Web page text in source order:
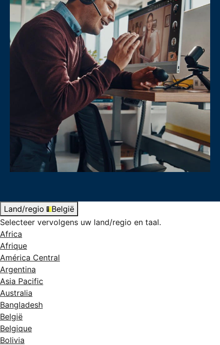
Land/regio
België
Selecteer vervolgens uw land/regio en taal.
Africa
Afrique
América Central
Argentina
Asia Pacific
Australia
Bangladesh
België
Belgique
Bolivia